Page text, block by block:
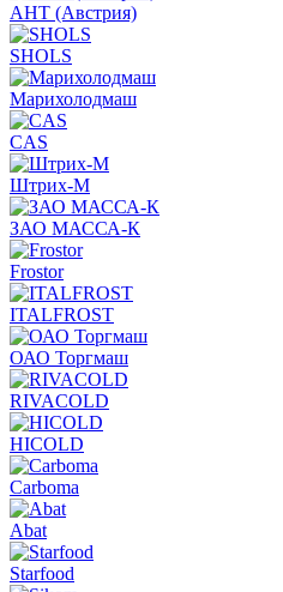
АНТ (Австрия)
SHOLS
Марихолодмаш
CAS
Штрих-М
ЗАО МАССА-К
Frostor
ITALFROST
ОАО Торгмаш
RIVACOLD
HICOLD
Carboma
Abat
Starfood